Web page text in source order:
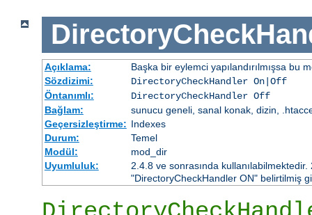
Açıklama:
Başka bir eylemci yapılandırılmışsa bu
Sözdizimi:
DirectoryCheckHandler On|Off
Öntanımlı:
DirectoryCheckHandler Off
Bağlam:
sunucu geneli, sanal konak, dizin,
Geçersizleştirme: Indexes
Durum:
Temel
Modül:
mod_dir
Uyumluluk:
2.4.8 ve sonrasında
"DirectoryCheckHandler ON" belirtilmiş